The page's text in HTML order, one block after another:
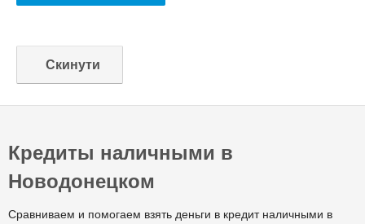
Кредиты наличными в
Новодонецком
Сравниваем и помогаем взять деньги в кредит наличными в